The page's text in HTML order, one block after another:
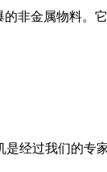
非金属物料。
经过我们的专